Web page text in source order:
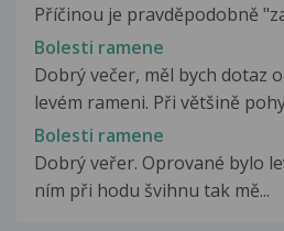
Příčinou je pravděpodobně
Bolesti ramene
Dobrý večer, měl bych dotaz
levém rameni. Při většině
Bolesti ramene
Dobrý veřer. Oprované bylo
ním při hodu švihnu tak mě...